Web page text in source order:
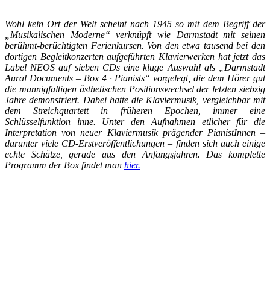
Wohl kein Ort der Welt scheint nach 1945 so mit dem Begriff der
„Musikalischen Moderne“ verknüpft wie Darmstadt mit seinen
berühmt-berüchtigten Ferienkursen. Von den etwa tausend bei den
dortigen Begleitkonzerten aufgeführten Klavierwerken hat jetzt das
Label NEOS auf sieben CDs eine kluge Auswahl als „Darmstadt
Aural Documents – Box 4 · Pianists“ vorgelegt, die dem Hörer gut
die mannigfaltigen ästhetischen Positionswechsel der letzten siebzig
Jahre demonstriert. Dabei hatte die Klaviermusik, vergleichbar mit
dem Streichquartett in früheren Epochen, immer eine
Schlüsselfunktion inne. Unter den Aufnahmen etlicher für die
Interpretation von neuer Klaviermusik prägender PianistInnen –
darunter viele CD-Erstveröffentlichungen – finden sich auch einige
echte Schätze, gerade aus den Anfangsjahren. Das komplette
Programm der Box findet man hier.